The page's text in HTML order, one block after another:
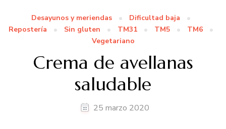
Desayunos y meriendas
Dificultad baja
Repostería
Sin gluten TM31 TM5
TM6
Vegetariano
Crema de avellanas
saludable
25 marzo 2020